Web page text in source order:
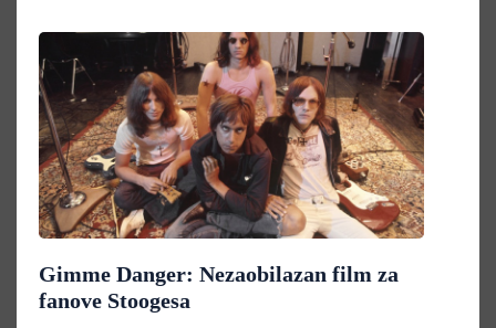
Gimme Danger: Nezaobilazan film za
fanove Stoogesa